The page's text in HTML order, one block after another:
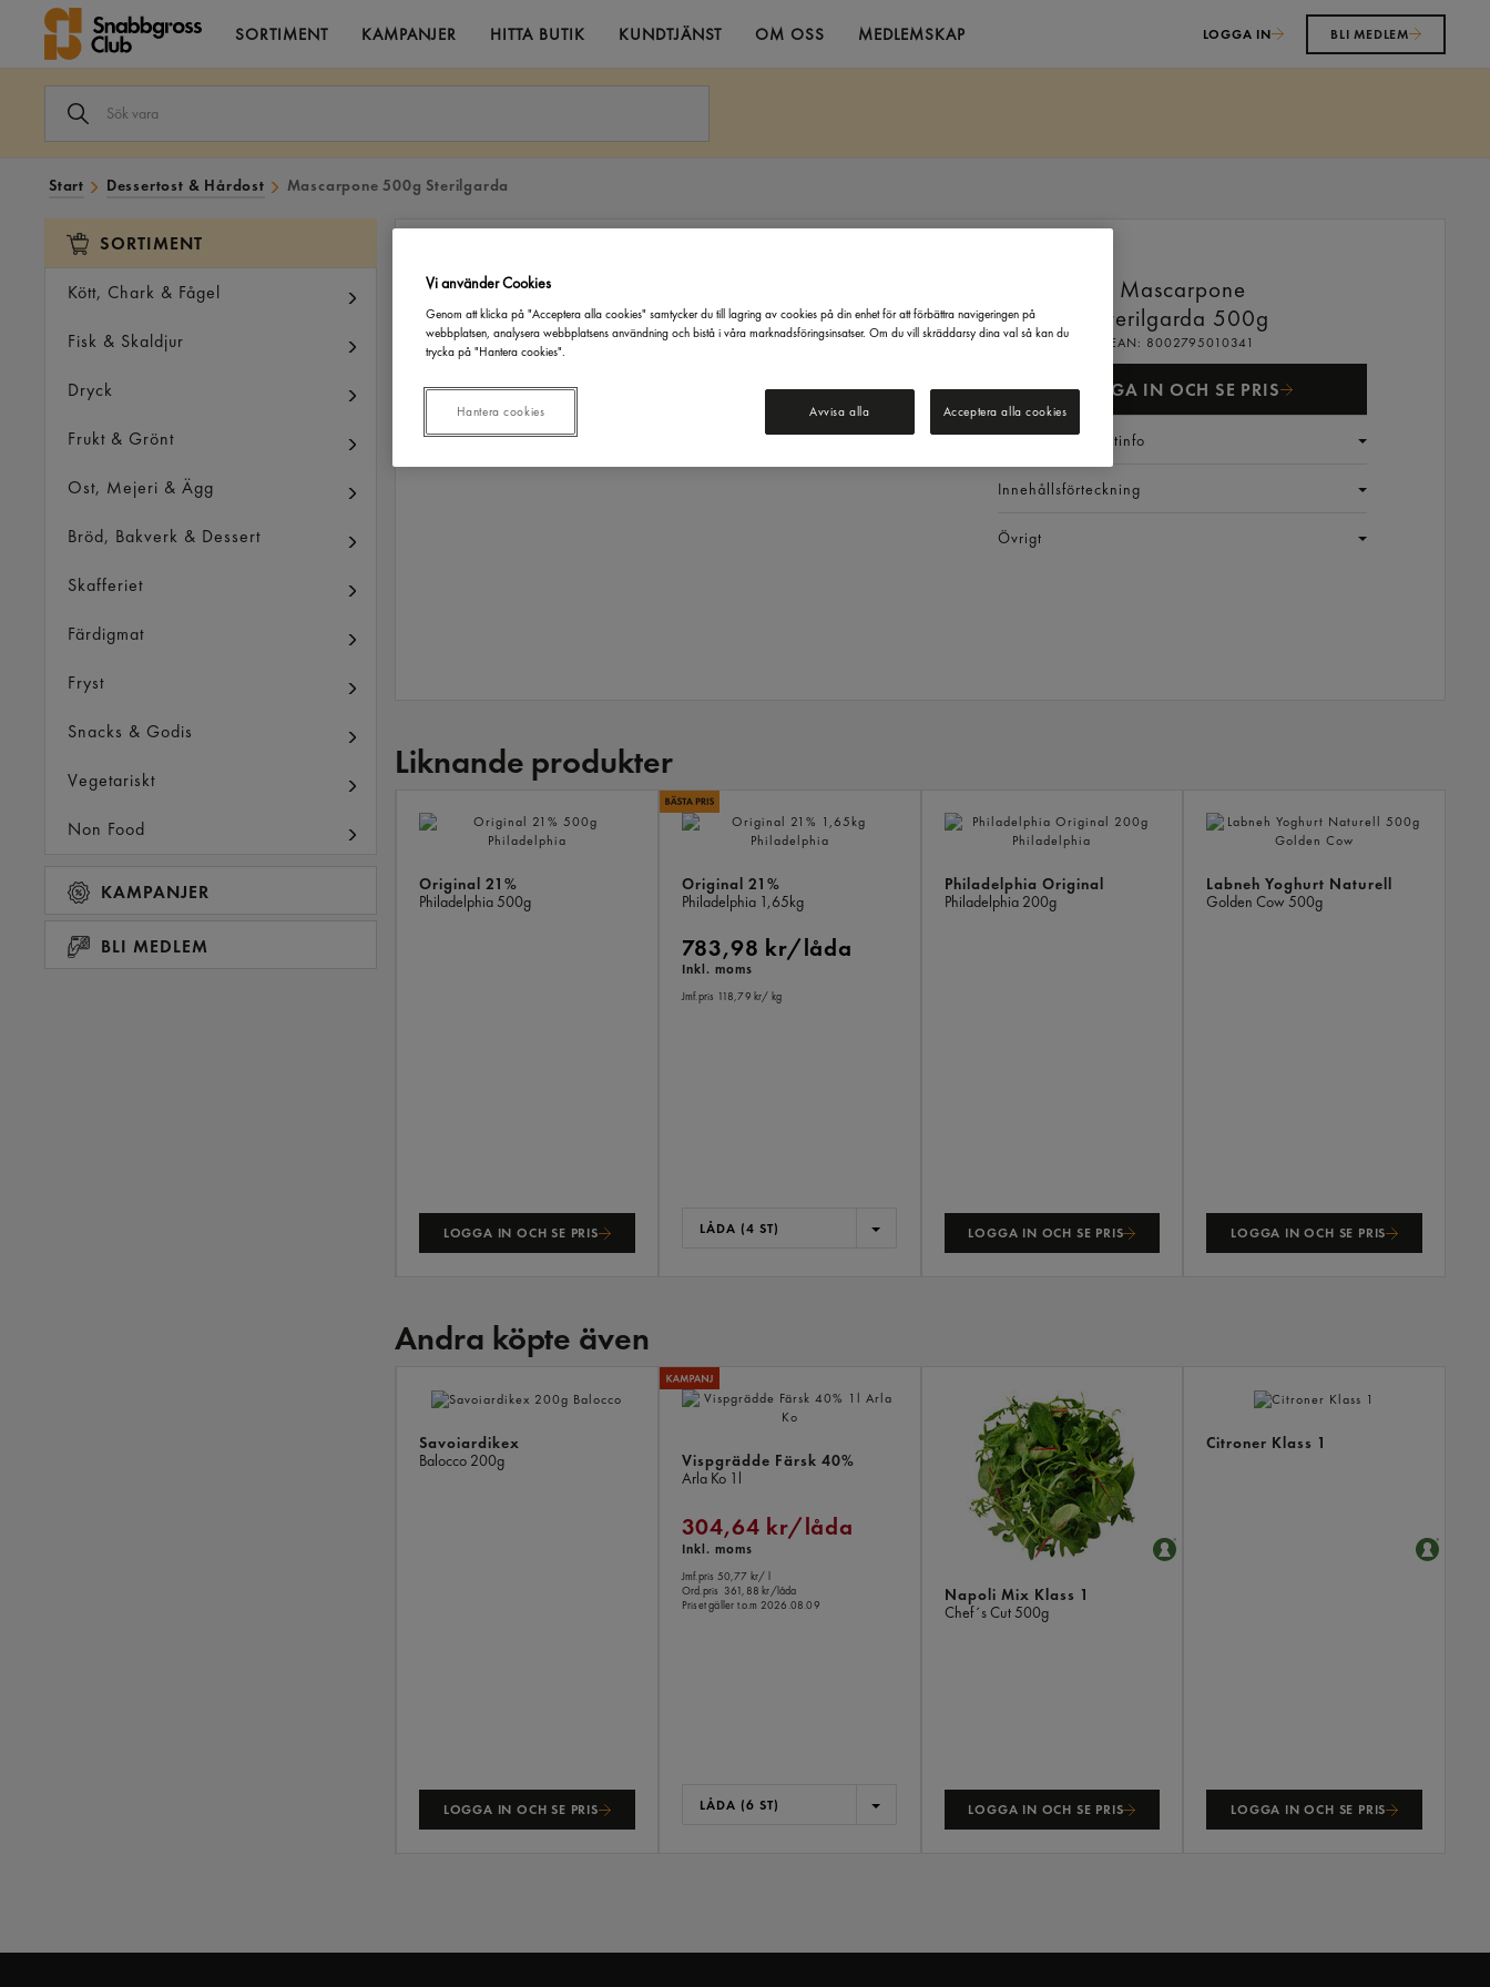
SORTIMENT KAMPANJER HITTA BUTIK KUNDTJÄNST OM OSS MEDLEMSKAP LOGGA IN BLI MEDLEM
VARA
Start Dessertost & Hårdost Mascarpone 500g Sterilgarda
SORTIMENT
Kött, Chark & Fågel
Fisk & Skaldjur
Dryck
Frukt & Grönt
Ost, Mejeri & Ägg
Bröd, Bakverk & Dessert
Skafferiet
Färdigmat
Fryst
Snacks & Godis
Vegetariskt
Non Food
KAMPANJER
BLI MEDLEM
Mascarpone
Sterilgarda 500g
EAN: 8002795010341
LOGGA IN OCH SE PRIS
Generell produktinfo
Innehållsförteckning
Övrigt
Liknande produkter
Original 21%
Philadelphia500g
LOGGA IN OCH SE PRIS
Original 21%
Philadelphia 1,65kg
783,98 kr/låda
Inkl. moms
Jmf.pris 118,79 kr/ kg
LÅDA (4 ST)
Philadelphia Original
Philadelphia 200g
LOGGA IN OCH SE PRIS
Labneh Yoghurt Naturell
Golden Cow500g
LOGGA IN OCH SE PRIS
Andra köpte även
Savoiardikex
Balocco 200g
LOGGA IN OCH SE PRIS
Vispgrädde Färsk 40%
Arla Ko 1l
304,64 kr/låda
Inkl. moms
Jmf.pris 50,77 kr/ l
Ord.pris 361,88 kr/låda
Priset gäller t.o.m 2026.08.09
LÅDA (6 ST)
Napoli Mix Klass 1
Chef´s Cut500g
LOGGA IN OCH SE PRIS
Citroner Klass 1
LOGGA IN OCH SE PRIS
Vi använder Cookies
Genom att klicka på "Acceptera alla cookies" samtycker du till lagring av cookies på din enhet för att förbättra navigeringen på
webbplatsen, analysera webbplatsens användning och bistå i våra marknadsföringsinsatser. Om du vill skräddarsy dina val så kan du
trycka på "Hantera cookies".
Avvisa alla Acceptera alla cookies
Hantera cookies